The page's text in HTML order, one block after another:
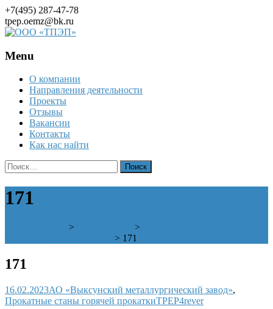
+7(495) 287-47-78
tpep.oemz@bk.ru
Menu
Skip
content
О компании
Направления деятельности
Проекты
Отзывы
Вакансии
Контакты
Как нас найти
Найти:
171
> >
> 171
171
16.02.2023АО «Выксунский металлургический завод»,
Прокатные станы горячей прокаткиTPEP4rever